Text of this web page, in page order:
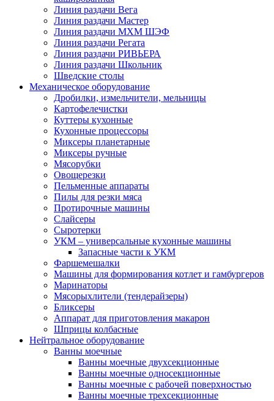
Линия раздачи Вега
Линия раздачи Мастер
Линия раздачи МХМ ШЭФ
Линия раздачи Регата
Линия раздачи РИВЬЕРА
Линия раздачи Школьник
Шведские столы
Механическое оборудование
Дробилки, измельчители, мельницы
Картофелечистки
Куттеры кухонные
Кухонные процессоры
Миксеры планетарные
Миксеры ручные
Мясорубки
Овощерезки
Пельменные аппараты
Пилы для резки мяса
Протирочные машины
Слайсеры
Сыротерки
УКМ – универсальные кухонные машины
Запасные части к УКМ
Фаршемешалки
Машины для формирования котлет и гамбургеров
Маринаторы
Мясорыхлители (тендерайзеры)
Бликсеры
Аппарат для приготовления макарон
Шприцы колбасные
Нейтральное оборудование
Ванны моечные
Ванны моечные двухсекционные
Ванны моечные односекционные
Ванны моечные с рабочей поверхностью
Ванны моечные трехсекционные